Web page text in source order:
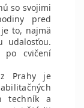
so svojimi
pred
to, najmä
udalosťou.
po cvičení
z Prahy je
techník a